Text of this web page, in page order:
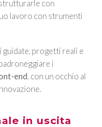
con
lavoro con strumenti
progetti reali e
i
end, con un occhio al
in uscita